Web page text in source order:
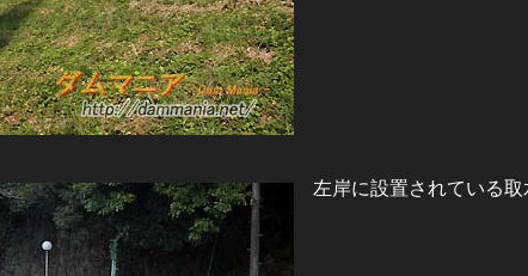
左岸に設置されている取